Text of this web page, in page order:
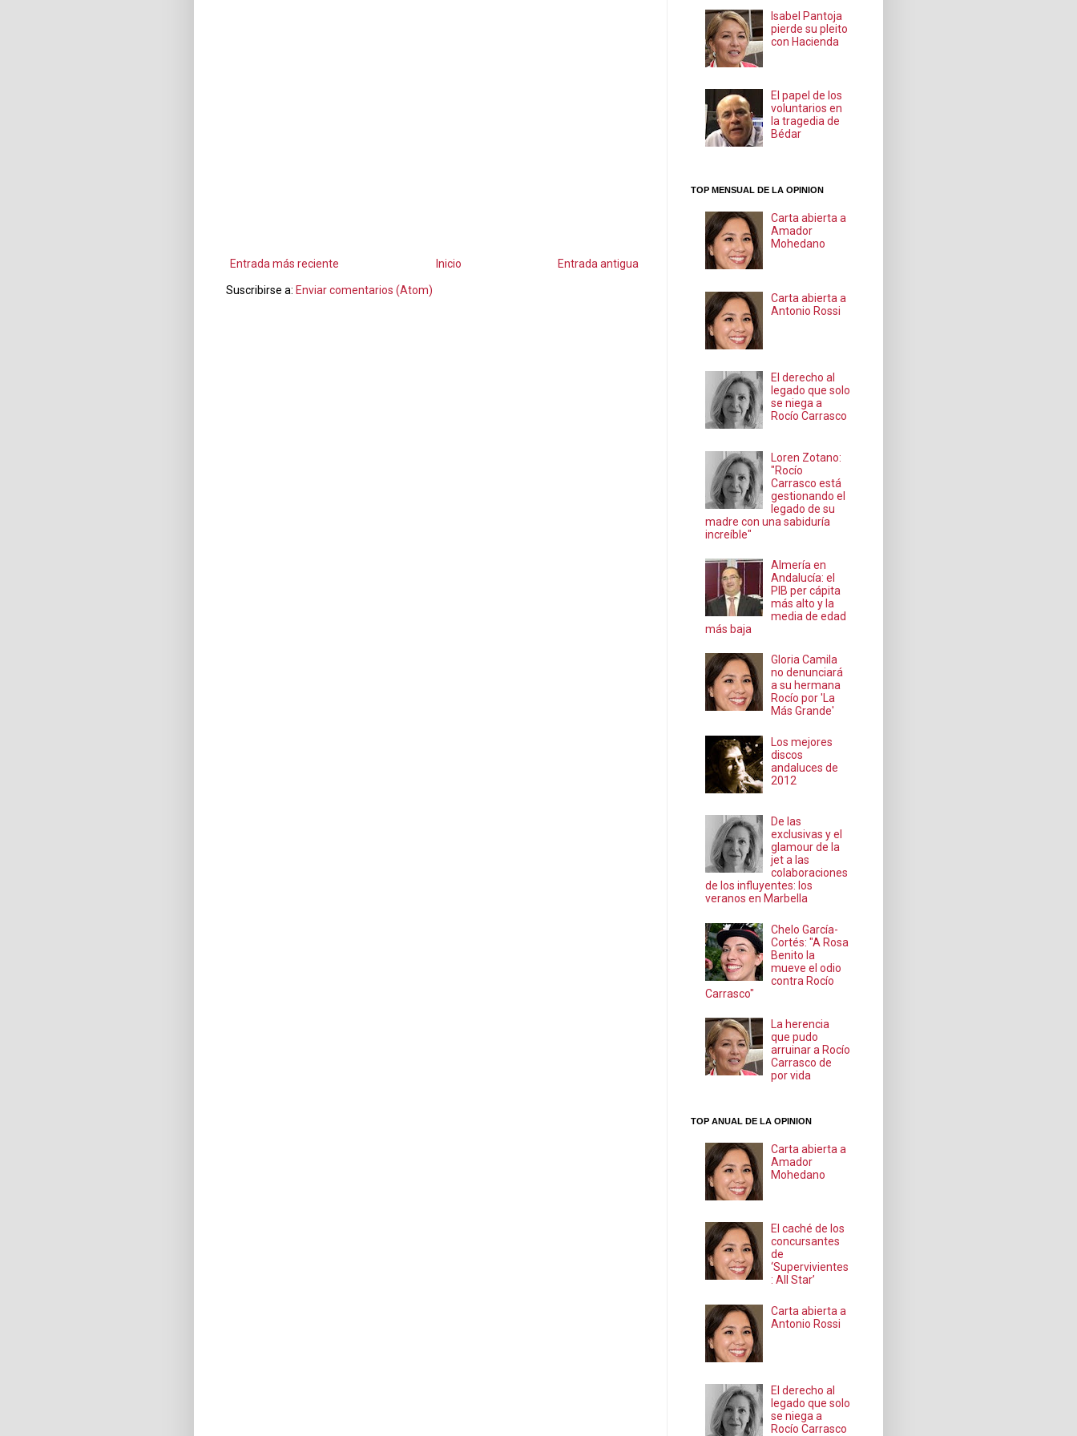
Entrada más reciente Entrada antigua
Inicio
Suscribirse a: Enviar comentarios (Atom)
Isabel Pantoja
pierde su pleito
con Hacienda
El papel de los
voluntarios en
la tragedia de
Bédar
TOP MENSUAL DE LA OPINION
Carta abierta a
Amador
Mohedano
Carta abierta a
Antonio Rossi
El derecho al
legado que solo
se niega a
Rocío Carrasco
Loren Zotano:
"Rocío
Carrasco está
gestionando el
legado de su
madre con una sabiduría
increíble"
Almería en
Andalucía: el
PIB per cápita
más alto y la
media de edad
más baja
Gloria Camila
no denunciará
a su hermana
Rocío por 'La
Más Grande'
Los mejores
discos
andaluces de
2012
De las
exclusivas y el
glamour de la
jet a las
colaboraciones
de los influyentes: los
veranos en Marbella
Chelo García-
Cortés: "A Rosa
Benito la
mueve el odio
contra Rocío
Carrasco"
La herencia
que pudo
arruinar a Rocío
Carrasco de
por vida
TOP ANUAL DE LA OPINION
Carta abierta a
Amador
Mohedano
El caché de los
concursantes
de
‘Supervivientes
: All Star’
Carta abierta a
Antonio Rossi
El derecho al
legado que solo
se niega a
Rocío Carrasco